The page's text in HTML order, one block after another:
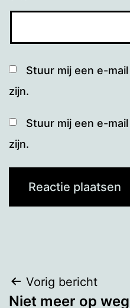
Stuur mij een e-
zijn.
Stuur mij een e-
zijn.
Bericht
Vorig bericht
Niet meer op